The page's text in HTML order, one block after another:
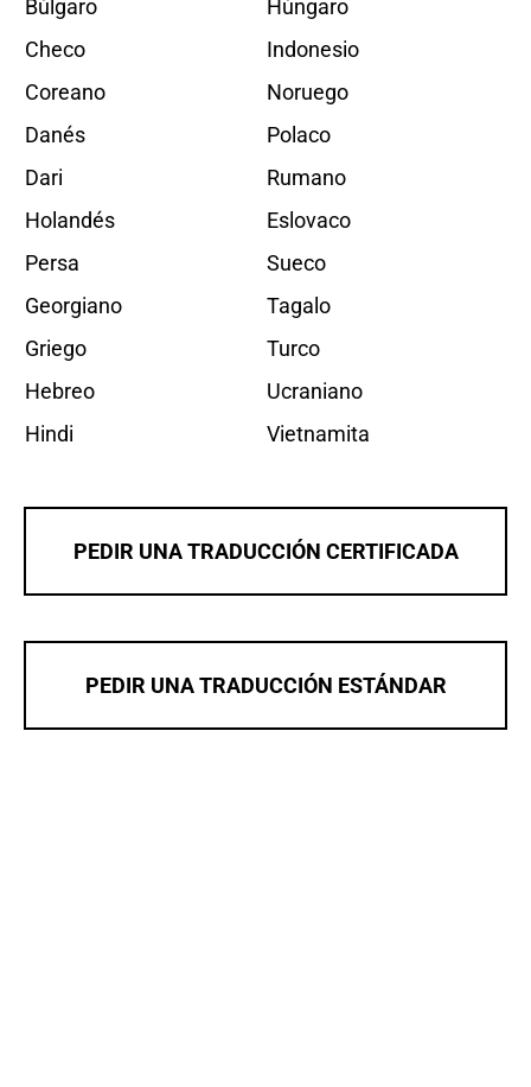
Búlgaro
Checo
Coreano
Danés
Dari
Holandés
Persa
Georgiano
Griego
Hebreo
Hindi
Húngaro
Indonesio
Noruego
Polaco
Rumano
Eslovaco
Sueco
Tagalo
Turco
Ucraniano
Vietnamita
PEDIR UNA TRADUCCIÓN CERTIFICADA
PEDIR UNA TRADUCCIÓN ESTÁNDAR